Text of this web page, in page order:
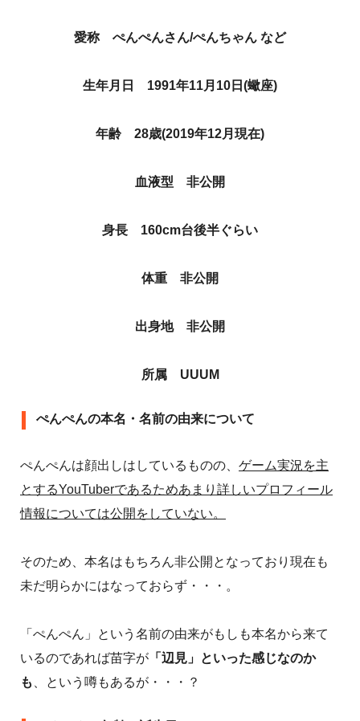
愛称 ぺんぺんさん/ぺんちゃん など
生年月日 1991年11月10日(蠍座)
年齢 28歳(2019年12月現在)
血液型 非公開
身長 160cm台後半ぐらい
体重 非公開
出身地 非公開
所属 UUUM
ぺんぺんの本名・名前の由来について
ぺんぺんは顔出しはしているものの、 ゲーム実況を主
とするYouTuberであるためあまり詳しいプロフィール
情報については公開をしていない。
そのため、本名はもちろん非公開となっており現在も
未だ明らかにはなっておらず・・・。
「ぺんぺん」という名前の由来がもしも本名から来て
いるのであれば苗字が 「辺見」といった感じなのか
も
、という噂もあるが・・・？